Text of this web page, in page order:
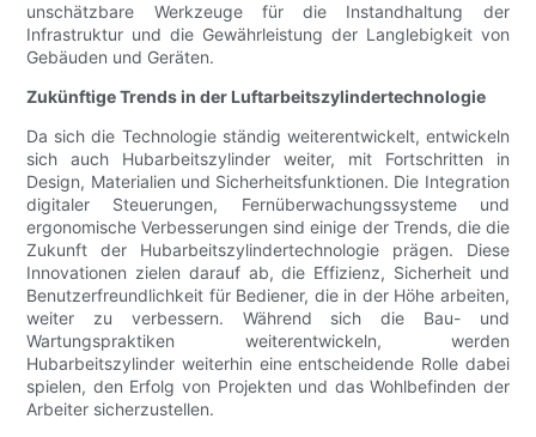
unschätzbare Werkzeuge für die Instandhaltung der
Infrastruktur und die Gewährleistung der Langlebigkeit von
Gebäuden und Geräten.
Zukünftige Trends in der Luftarbeitszylindertechnologie
Da sich die Technologie ständig weiterentwickelt, entwickeln
sich auch Hubarbeitszylinder weiter, mit Fortschritten in
Design, Materialien und Sicherheitsfunktionen. Die Integration
digitaler Steuerungen, Fernüberwachungssysteme und
ergonomische Verbesserungen sind einige der Trends, die die
Zukunft der Hubarbeitszylindertechnologie prägen. Diese
Innovationen zielen darauf ab, die Effizienz, Sicherheit und
Benutzerfreundlichkeit für Bediener, die in der Höhe arbeiten,
weiter zu verbessern. Während sich die Bau- und
Wartungspraktiken weiterentwickeln, werden
Hubarbeitszylinder weiterhin eine entscheidende Rolle dabei
spielen, den Erfolg von Projekten und das Wohlbefinden der
Arbeiter sicherzustellen.